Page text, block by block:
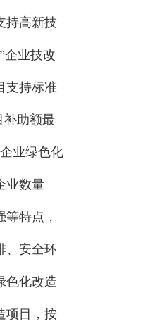
持高新技
企业技改
支持标准
补助额最
业绿色化
业数量
特点，
、安全环
色化改造
项目，按